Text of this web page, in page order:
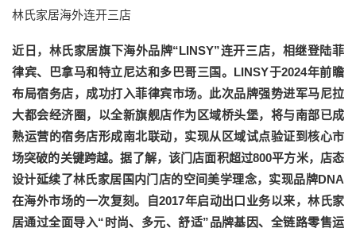
林氏家居海外连开三店
近日，林氏家居旗下海外品牌“LINSY”连开三店，相继登陆菲
律宾、巴拿马和特立尼达和多巴哥三国。LINSY于2024年前瞻
布局宿务店，成功打入菲律宾市场。此次品牌强势进军马尼拉
大都会经济圈，以全新旗舰店作为区域桥头堡，将与南部已成
熟运营的宿务店形成南北联动，实现从区域试点验证到核心市
场突破的关键跨越。据了解，该门店面积超过800平方米，店态
设计延续了林氏家居国内门店的空间美学理念，实现品牌DNA
在海外市场的一次复刻。自2017年启动出口业务以来，林氏家
居通过全面导入“时尚、多元、舒适”品牌基因、全链路零售运